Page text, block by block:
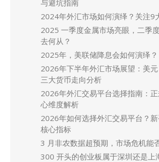
与避坑指南
2024年外汇市场如何演绎？关注9
2025 一季度金属市场亮眼，二季
去何从？
2025年，美联储降息会如何演绎？
2026年下半年外汇市场展望：美
三大货币走向分析
2026年外汇交易平台选择指南：
心维度解析
2026年如何选择外汇交易平台？
核心指标
3 月非农数据超预期，市场危机能
300 开头的创业板属于深圳还是上